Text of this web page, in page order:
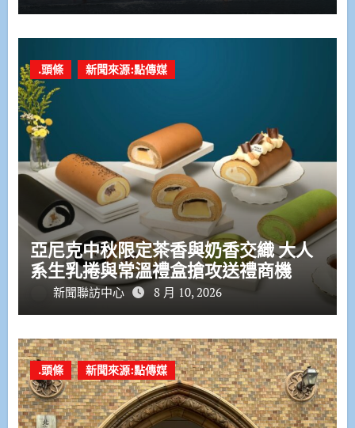
.頭條 新聞來源:點傳媒
亞尼克中秋限定茶香與奶香交織 大人
系生乳捲與常溫禮盒搶攻送禮商機
新聞聯訪中心 8 月 10, 2026
.頭條 新聞來源:點傳媒